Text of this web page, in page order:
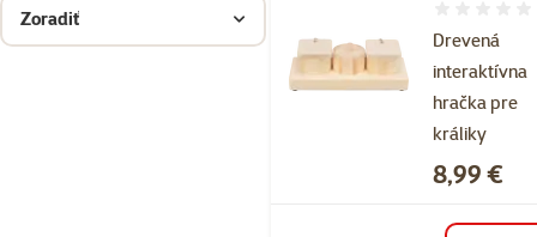
Zoradiť
Drevená
interaktívna
hračka pre
králiky
Cena
8,99 €